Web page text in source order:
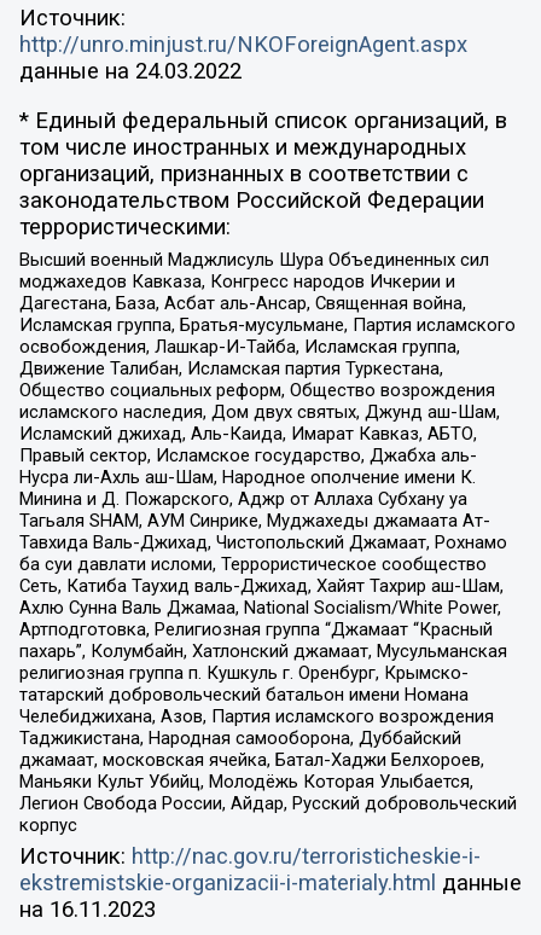
Источник:
http://unro.minjust.ru/NKOForeignAgent.aspx
данные на 24.03.2022
* Единый федеральный список организаций, в
том числе иностранных и международных
организаций, признанных в соответствии с
законодательством Российской Федерации
террористическими:
Высший военный Маджлисуль Шура Объединенных сил
моджахедов Кавказа, Конгресс народов Ичкерии и
Дагестана, База, Асбат аль-Ансар, Священная война,
Исламская группа, Братья-мусульмане, Партия исламского
освобождения, Лашкар-И-Тайба, Исламская группа,
Движение Талибан, Исламская партия Туркестана,
Общество социальных реформ, Общество возрождения
исламского наследия, Дом двух святых, Джунд аш-Шам,
Исламский джихад, Аль-Каида, Имарат Кавказ, АБТО,
Правый сектор, Исламское государство, Джабха аль-
Нусра ли-Ахль аш-Шам, Народное ополчение имени К.
Минина и Д. Пожарского, Аджр от Аллаха Субхану уа
Тагьаля SHAM, АУМ Синрике, Муджахеды джамаата Ат-
Тавхида Валь-Джихад, Чистопольский Джамаат, Рохнамо
ба суи давлати исломи, Террористическое сообщество
Сеть, Катиба Таухид валь-Джихад, Хайят Тахрир аш-Шам,
Ахлю Сунна Валь Джамаа, National Socialism/White Power,
Артподготовка, Религиозная группа “Джамаат “Красный
пахарь”, Колумбайн, Хатлонский джамаат, Мусульманская
религиозная группа п. Кушкуль г. Оренбург, Крымско-
татарский добровольческий батальон имени Номана
Челебиджихана, Азов, Партия исламского возрождения
Таджикистана, Народная самооборона, Дуббайский
джамаат, московская ячейка, Батал-Хаджи Белхороев,
Маньяки Культ Убийц, Молодёжь Которая Улыбается,
Легион Свобода России, Айдар, Русский добровольческий
корпус
Источник: http://nac.gov.ru/terroristicheskie-i-
ekstremistskie-organizacii-i-materialy.html данные
на 16.11.2023